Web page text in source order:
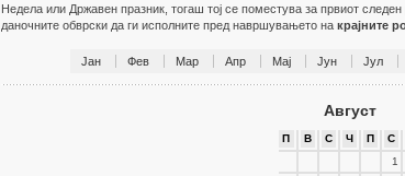
Недела или Државен празник, тогаш тој се поместува за првиот
даночните обврски да ги исполните пред навршувањето на крајните
Јан Фев Мар Апр Мај Јун Јул
Август
П В С Ч П С
1